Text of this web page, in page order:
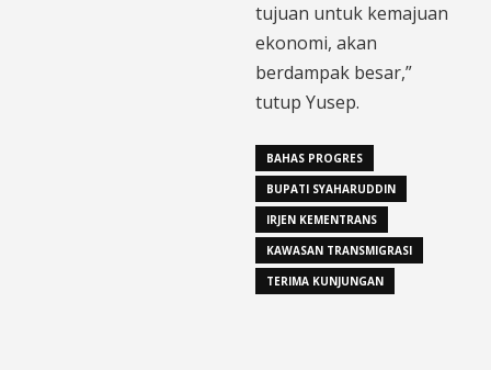
tujuan untuk kemajuan
ekonomi, akan
berdampak besar,”
tutup Yusep.
BAHAS PROGRES
BUPATI SYAHARUDDIN
IRJEN KEMENTRANS
KAWASAN TRANSMIGRASI
TERIMA KUNJUNGAN